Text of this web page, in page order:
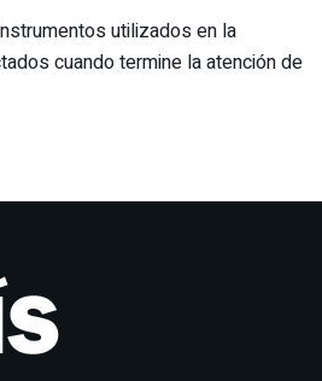
utilizados en la
cuando termine la atención de